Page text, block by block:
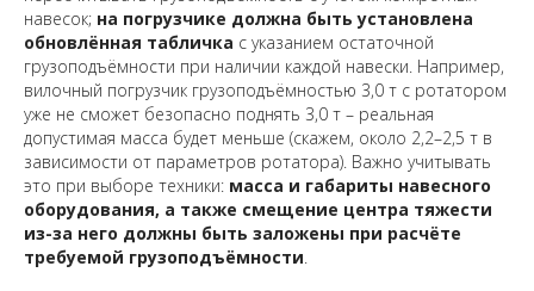
навесок; на погрузчике должна быть установлена
обновлённая табличка с указанием остаточной
грузоподъёмности при наличии каждой навески. Например,
вилочный погрузчик грузоподъёмностью 3,0 т с ротатором
уже не сможет безопасно поднять 3,0 т – реальная
допустимая масса будет меньше (скажем, около 2,2–2,5 т в
зависимости от параметров ротатора). Важно учитывать
это при выборе техники: масса и габариты навесного
оборудования, а также смещение центра тяжести
из-за него должны быть заложены при расчёте
требуемой грузоподъёмности